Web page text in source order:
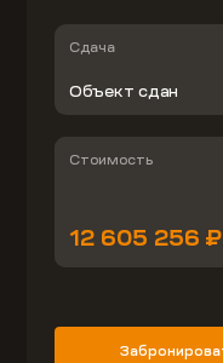
Сдача
Объект сдан
Стоимость
12 605 256 ₽